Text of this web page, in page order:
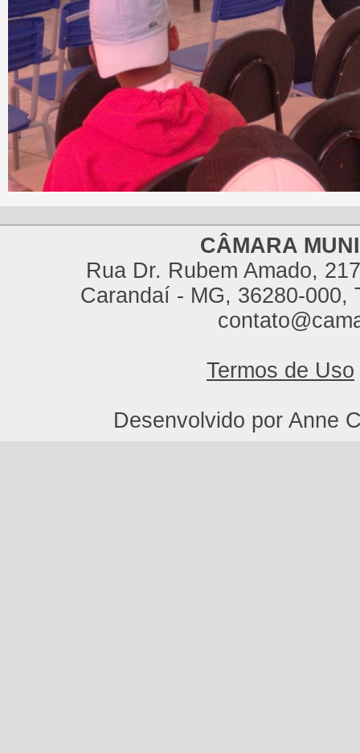
CÂMARA
Rua Dr. Rubem Amado,
Carandaí - MG, 36280-000,
Termos de Uso
Desenvolvido por Anne